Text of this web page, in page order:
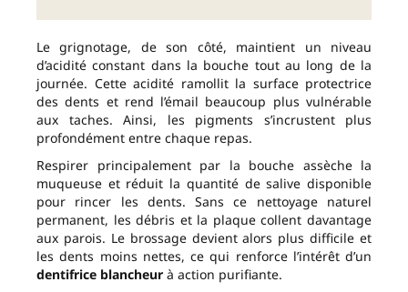
Le grignotage, de son côté, maintient un niveau
d’acidité constant dans la bouche tout au long de la
journée. Cette acidité ramollit la surface protectrice
des dents et rend l’émail beaucoup plus vulnérable
aux taches. Ainsi, les pigments s’incrustent plus
profondément entre chaque repas.
Respirer principalement par la bouche assèche la
muqueuse et réduit la quantité de salive disponible
pour rincer les dents. Sans ce nettoyage naturel
permanent, les débris et la plaque collent davantage
aux parois. Le brossage devient alors plus difficile et
les dents moins nettes, ce qui renforce l’intérêt d’un
dentifrice blancheur à action purifiante.